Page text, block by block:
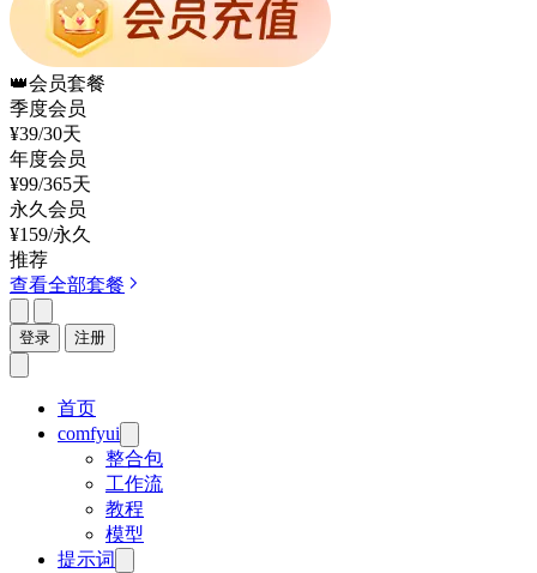
👑会员套餐
季度会员
¥39/30天
年度会员
¥99/365天
永久会员
¥159/永久
推荐
查看全部套餐
登录 注册
首页
comfyui
整合包
工作流
教程
模型
提示词